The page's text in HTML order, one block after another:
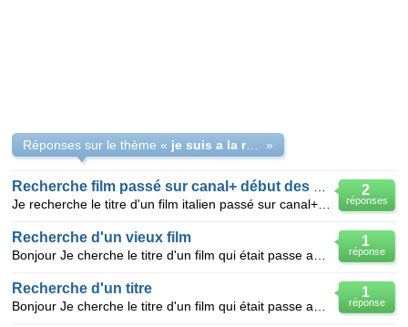
Réponses sur le thème « je suis a la recherche du titre d`un film qui date de plusieurs annees »
2
réponses
1
réponse
Recherche d'un vieux film
1
réponse
Recherche d'un titre